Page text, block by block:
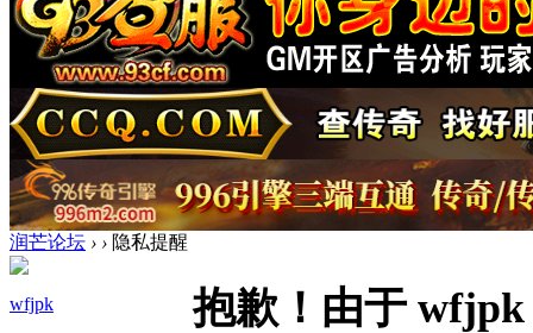
润芒论坛 › › 隐私提醒
wfjpk
抱歉！由于